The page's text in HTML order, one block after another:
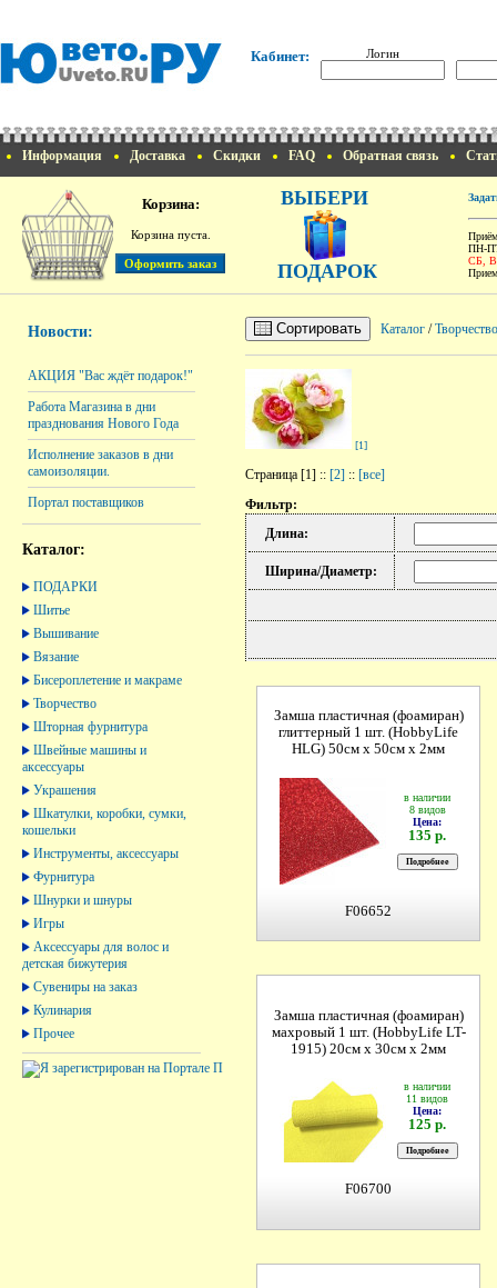
Кабинет: Логин
Информация Доставка Скидки FAQ Обратная связь
Корзина:
Корзина пуста.
ВЫБЕРИ
ПОДАРОК
ПН-
СБ,
Новости:
АКЦИЯ "Вас ждёт подарок!"
Работа Магазина в дни
празднования Нового Года
Исполнение заказов в дни
самоизоляции.
Портал поставщиков
Каталог:
ПОДАРКИ
Шитье
Вышивание
Вязание
Бисероплетение и макраме
Творчество
Шторная фурнитура
Швейные машины и
аксессуары
Украшения
Шкатулки, коробки, сумки,
кошельки
Инструменты, аксессуары
Фурнитура
Шнурки и шнуры
Игры
Аксессуары для волос и
детская бижутерия
Сувениры на заказ
Кулинария
Прочее
Сортировать Каталог /Творчество
[1]
Страница [1] :: [2] :: [все]
Фильтр:
Длина:
Ширина/Диаметр:
Замша пластичная (фоамиран)
глиттерный 1 шт. (HobbyLife
HLG) 50см х 50см х 2мм
в наличии
8 видов
Цена:
135 р.
F06652
Замша пластичная (фоамиран)
махровый 1 шт. (HobbyLife LT-
1915) 20см х 30см х 2мм
в наличии
11 видов
Цена:
125 р.
F06700